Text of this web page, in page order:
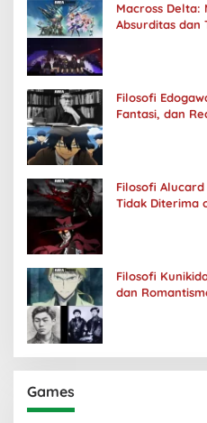
Macross Delta:
Absurditas dan
Filosofi
Fantasi, dan
Filosofi
Tidak Diterima
Filosofi
dan
Games